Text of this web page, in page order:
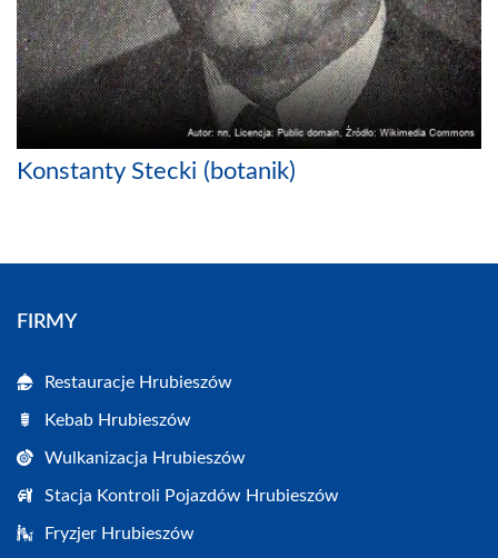
Konstanty Stecki (botanik)
FIRMY
Restauracje Hrubieszów
Kebab Hrubieszów
Wulkanizacja Hrubieszów
Stacja Kontroli Pojazdów Hrubieszów
Fryzjer Hrubieszów